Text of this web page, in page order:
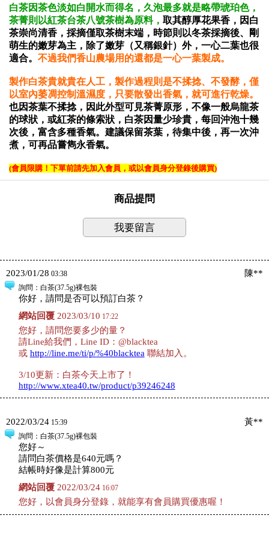
白茶因茶色淡如白開水而得名，久泡最多就是略帶琥珀色，
茶菁則以紅茶台茶八號茶樹為原料， 取其醇厚花果香，因白
茶崇尚清香，採摘僅取茶樹末端，時節則以冬茶採摘後、剛
萌生的嫩芽為主，除了嫩芽（又稱銀針）外，一心二葉也很
適合。 不過我們香山農場用的還都是一心一葉製成。
製作白茶貴就貴在人工， 製作過程則是不揉捻、不發酵，僅
以室內萎凋控制溫濕度，只要散發出香氣，就可進行乾燥。
也因茶葉不揉捻，因此外型可見茶菁原形，不像一般烏龍茶
的球狀，或紅茶的條索狀，白茶因量少珍貴，每回沖泡十幾
次後，富含多種香氣。建議保留茶葉，待集中後，再一次沖
煮，可再品嘗雋永香氣。
(會員限購！下單前請先加入會員，或以會員身分登錄後購買)
商品提問
我要留言
2023/01/28 03:38 陳**
詢問 ：白茶(37.5g)裸包裝
你好，請問是否可以預訂白茶？
網站回覆2023/03/10 17:22
您好，請問您要多少的量？
請Line給我們，Line ID：@blacktea
或 http://line.me/ti/p/%40blacktea聯結加入。
3/10更新：白茶今天上市了！
http://www.xtea40.tw/product/p39246248
2022/03/24 15:39 黃**
詢問 ：白茶(37.5g)裸包裝
您好～
請問白茶價格是640元嗎？
結帳時好像是計算800元
網站回覆2022/03/2416:07
您好，以會員身分登錄，就能享有會員購買優惠喔！